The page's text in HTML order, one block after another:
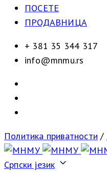
ПОСЕТЕ
ПРОДАВНИЦА
+ 381 35 344 317
info@mnmu.rs
Политика приватности /
Српски језик